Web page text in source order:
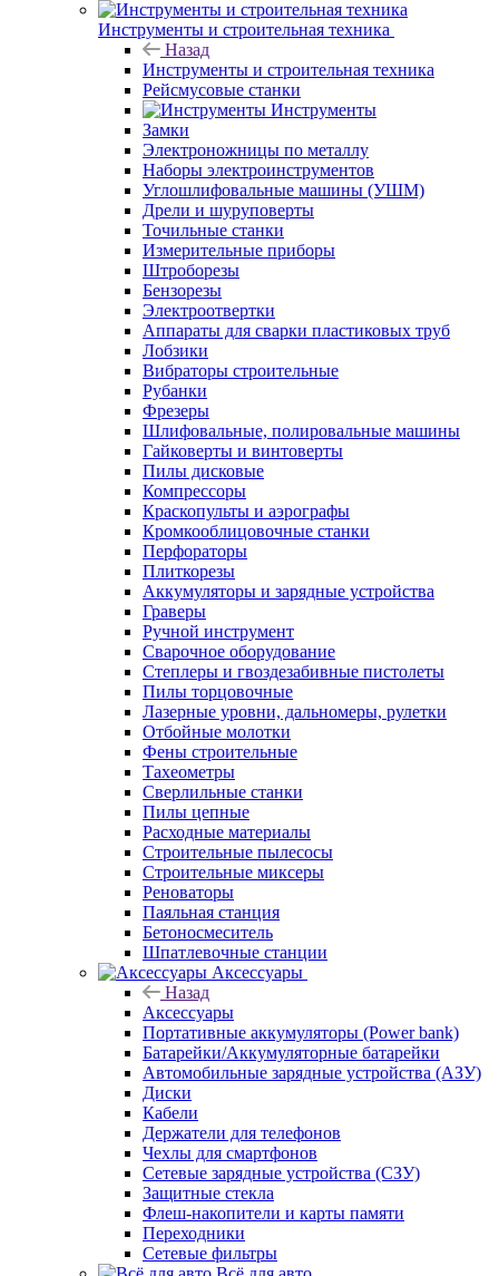
Инструменты и строительная техника
Назад
Инструменты и строительная техника
Рейсмусовые станки
Инструменты
Замки
Электроножницы по металлу
Наборы электроинструментов
Углошлифовальные машины (УШМ)
Дрели и шуруповерты
Точильные станки
Измерительные приборы
Штроборезы
Бензорезы
Электроотвертки
Аппараты для сварки пластиковых труб
Лобзики
Вибраторы строительные
Рубанки
Фрезеры
Шлифовальные, полировальные машины
Гайковерты и винтоверты
Пилы дисковые
Компрессоры
Краскопульты и аэрографы
Кромкооблицовочные станки
Перфораторы
Плиткорезы
Аккумуляторы и зарядные устройства
Граверы
Ручной инструмент
Сварочное оборудование
Степлеры и гвоздезабивные пистолеты
Пилы торцовочные
Лазерные уровни, дальномеры, рулетки
Отбойные молотки
Фены строительные
Тахеометры
Сверлильные станки
Пилы цепные
Расходные материалы
Строительные пылесосы
Строительные миксеры
Реноваторы
Паяльная станция
Бетоносмеситель
Шпатлевочные станции
Аксессуары
Назад
Аксессуары
Портативные аккумуляторы (Power bank)
Батарейки/Аккумуляторные батарейки
Автомобильные зарядные устройства (АЗУ)
Диски
Кабели
Держатели для телефонов
Чехлы для смартфонов
Сетевые зарядные устройства (СЗУ)
Защитные стекла
Флеш-накопители и карты памяти
Переходники
Сетевые фильтры